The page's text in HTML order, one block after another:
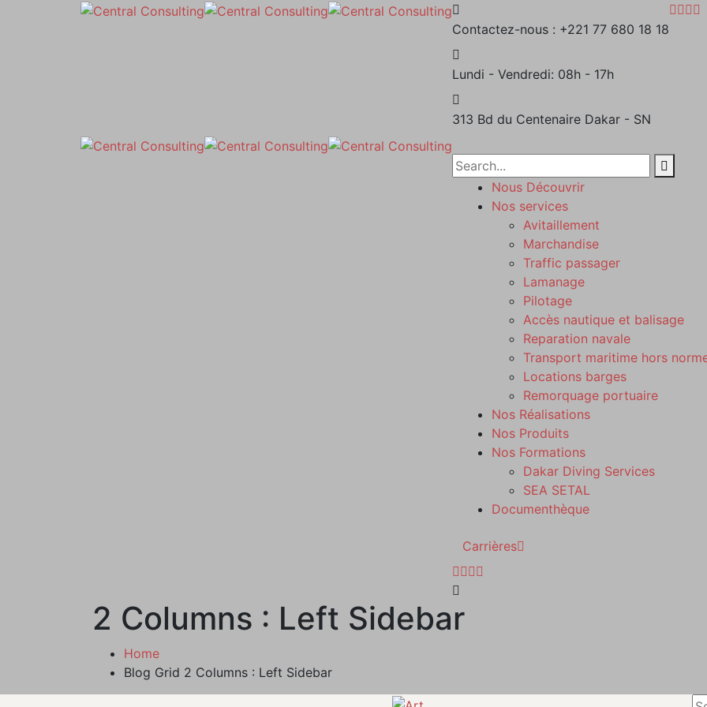
Contactez-nous : +221 77 680 18 18
Lundi - Vendredi: 08h - 17h
313 Bd du Centenaire Dakar - SN
Nous Découvrir
Nos services
Avitaillement
Marchandise
Traffic passager
Lamanage
Pilotage
Accès nautique et balisage
Reparation navale
Transport maritime hors
Locations barges
Remorquage portuaire
Nos Réalisations
Nos Produits
Nos Formations
Dakar Diving Services
SEA SETAL
Documenthèque
Carrières
2 Columns : Left Sidebar
Home
Blog Grid 2 Columns : Left Sidebar